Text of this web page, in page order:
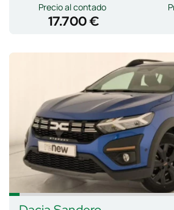
Precio al contado
17.700 €